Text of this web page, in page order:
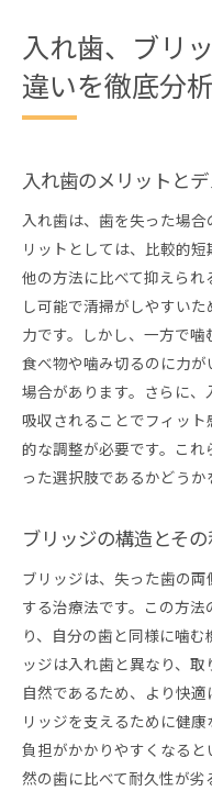
入れ歯、ブリ
違いを徹底分析
入れ歯のメリットと
入れ歯は、歯を失った場
リットとしては、比較的
他の方法に比べて抑えら
し可能で清掃がしやすい
力です。しかし、一方で
食べ物や噛み切るのに力
場合があります。さらに
吸収されることでフィッ
的な調整が必要です。こ
った選択肢であるかどうか
ブリッジの構造とそ
ブリッジは、失った歯の
する治療法です。この方
り、自分の歯と同様に噛
ッジは入れ歯と異なり、
自然であるため、より快
リッジを支えるために健
負担がかかりやすくなる
然の歯に比べて耐久性が